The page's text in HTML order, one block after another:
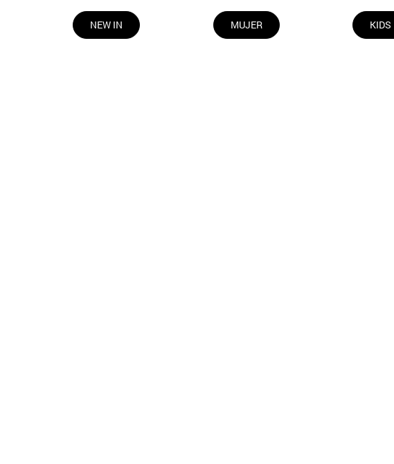
NEW IN MUJER KIDS